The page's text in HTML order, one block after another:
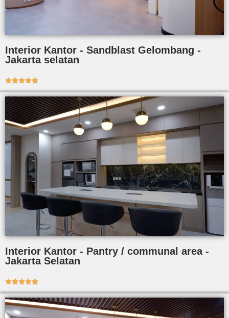
Interior Kantor - Sandblast Gelombang -
Jakarta selatan

Interior Kantor - Pantry / communal area -
Jakarta Selatan
